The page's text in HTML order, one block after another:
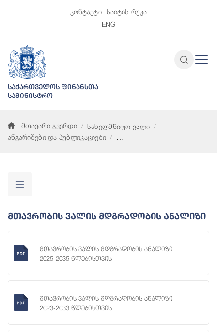
კონტაქტი
საიტის რუკა
ENG
საქართველოს ფინანსთა
სამინისტრო
მთავარი გვერდი
სახელმწიფო ვალი
ანგარიშები და პუბლიკაციები
Მთავრობის Ვალის Მდგრადობის Ანალიზი
მთავრობის ვალის მდგრადობის ანალიზი
2025-2035 წლებისთვის
მთავრობის ვალის მდგრადობის ანალიზი
2023-2033 წლებისთვის